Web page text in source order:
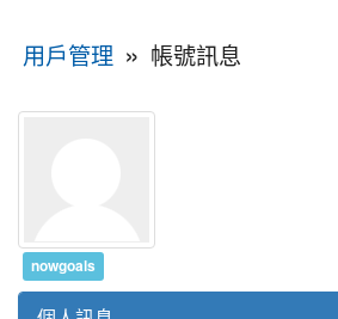
用戶管理 » 帳號訊息
nowgoals